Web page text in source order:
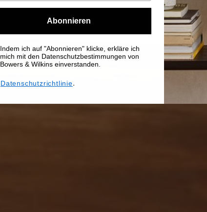
Abonnieren
Indem ich auf "Abonnieren" klicke, erkläre ich
mich mit den Datenschutzbestimmungen von
Bowers & Wilkins einverstanden.
Datenschutzrichtlinie.